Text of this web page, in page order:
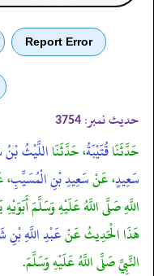
Report Error
حدیث نمبر: 3754
حَدَّثَنَاقُتَيْبَةُ، حَدَّثَنَااللَّيْثُ
سَعِيدٍ، عَنْسَعِيدِ بْنِ الْمُسَيِّبِ
اللَّهِ صَلَّى اللَّهُ عَلَيْهِ وَسَلَّمَ
هَذَا الْحَدِيثُ عَنْعَبْدِ اللَّهِ بْنِ
النَّبِيِّ صَلَّى اللَّهُ عَلَيْهِ وَسَلَّمَ.